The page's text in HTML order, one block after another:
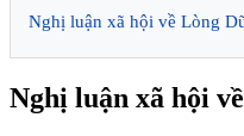
Nghị luận xã hội về Lòng
Nghị luận xã hội